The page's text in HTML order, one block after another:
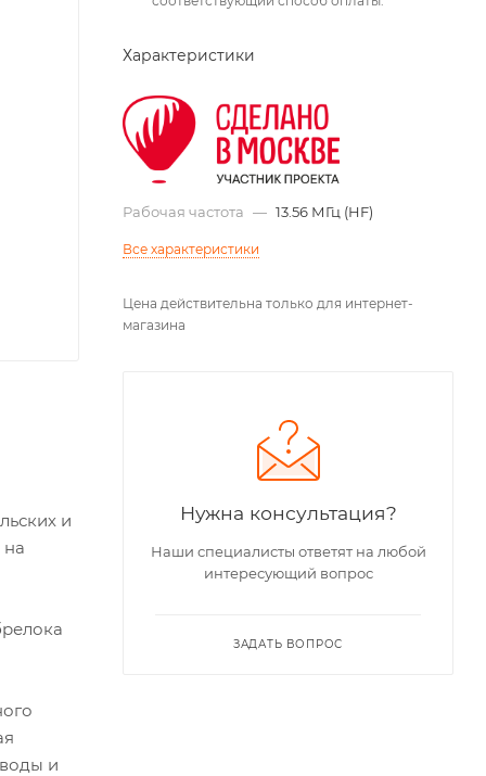
и
и
Характеристики
Рабочая частота — 13.56 МГц (HF)
Все характеристики
Цена действительна только для интернет-
магазина
Нужна консультация?
Наши специалисты ответят на любой
интересующий вопрос
ЗАДАТЬ ВОПРОС